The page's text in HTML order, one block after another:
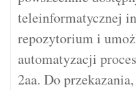
teleinformatycznej
repozytorium i
automatyzacji
2aa. Do